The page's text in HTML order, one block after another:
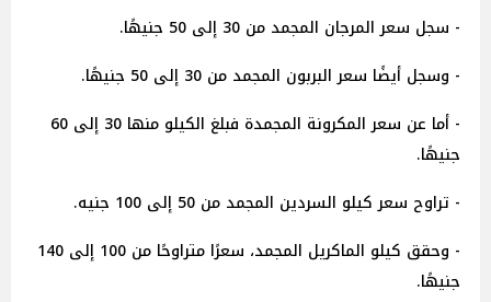
- سجل سعر المرجان المجمد من 30 إلى 50 جنيهًا.
- وسجل أيضًا سعر البربون المجمد من 30 إلى 50 جنيهًا.
- أما عن سعر المكرونة المجمدة فبلغ الكيلو منها 30 إلى 60
جنيهًا.
- تراوح سعر كيلو السردين المجمد من 50 إلى 100 جنيه.
- وحقق كيلو الماكريل المجمد، سعرًا متراوحًا من 100 إلى 140
جنيهًا.